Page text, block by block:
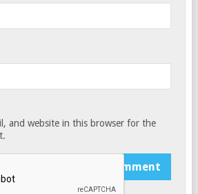
and website in this browser for the